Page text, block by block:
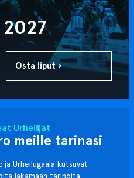
Osta liput ›
Urheilijat
meille tarinasi
ja Urheilugaala kutsuvat
jakamaan tarinoita